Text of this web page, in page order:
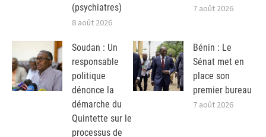
(psychiatres)
8 août 2026
7 août 2026
Soudan : Un
responsable
politique
dénonce la
démarche du
Quintette sur le
processus de
Bénin : Le
Sénat met en
place son
premier bureau
7 août 2026